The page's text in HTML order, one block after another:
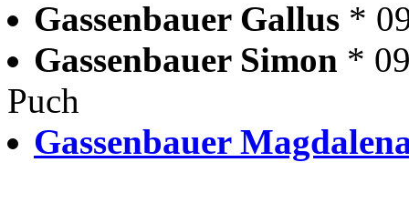
Gassenbauer Gallus *
Gassenbauer Simon *
Puch
Gassenbauer